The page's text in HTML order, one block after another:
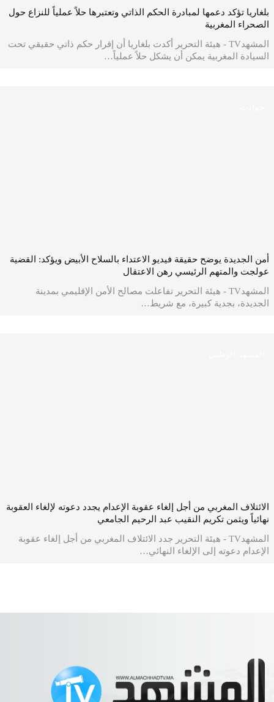
بلغاريا تؤكد دعمها لمبادرة الحكم الذاتي وتعتبرها حلاً عملياً للنزاع حول
الصحراء المغربية
المشهدTV - هيئة التحرير أكدت بلغاريا أن إقرار حكم ذاتي حقيقي تحت
السيادة المغربية يمكن أن يشكل حلاً عملياً…
أمن الجديدة يوضح حقيقة فيديو الاعتداء بالسلاح الأبيض ويؤكد: القضية
عولجت والمتهم الرئيسي رهن الاعتقال
المشهدTV - هيئة التحرير تفاعلت مصالح الأمن الإقليمي بمدينة
الجديدة، بجدية كبيرة، مع شريط…
الائتلاف المغربي من أجل إلغاء عقوبة الإعدام يجدد دعوته لإلغاء العقوبة
نهائياً ويثمن تكريم النقيب عبد الرحيم الجامعي
المشهدTV - هيئة التحرير جدد الائتلاف المغربي من أجل إلغاء عقوبة
الإعدام دعوته إلى الإلغاء النهائي…